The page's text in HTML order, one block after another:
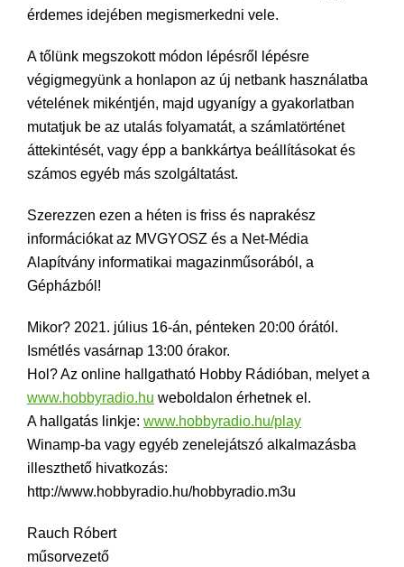
érdemes idejében megismerkedni vele.
A tőlünk megszokott módon lépésről lépésre
végigmegyünk a honlapon az új netbank használatba
vételének mikéntjén, majd ugyanígy a gyakorlatban
mutatjuk be az utalás folyamatát, a számlatörténet
áttekintését, vagy épp a bankkártya beállításokat és
számos egyéb más szolgáltatást.
Szerezzen ezen a héten is friss és naprakész
információkat az MVGYOSZ és a Net-Média
Alapítvány informatikai magazinműsorából, a
Gépházból!
Mikor? 2021. július 16-án, pénteken 20:00 órától.
Ismétlés vasárnap 13:00 órakor.
Hol? Az online hallgatható Hobby Rádióban, melyet a
www.hobbyradio.hu weboldalon érhetnek el.
A hallgatás linkje: www.hobbyradio.hu/play
Winamp-ba vagy egyéb zenelejátszó alkalmazásba
illeszthető hivatkozás:
http://www.hobbyradio.hu/hobbyradio.m3u
Rauch Róbert
műsorvezető